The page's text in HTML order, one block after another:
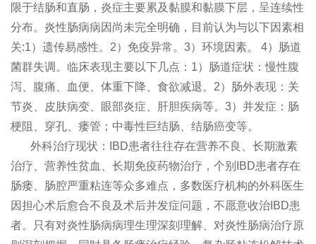
限于结肠和直肠，炎症主要累及黏膜和黏膜下层，呈连续性
分布。炎性肠病病因尚未完全明确，目前认为与以下因素相
关:1）遗传易感性。2）免疫异常。3）环境因素。 4）肠道
菌群失调。临床表现主要以下几点：1）肠道症状：慢性腹
泻、腹痛、血便、体重下降、食欲减退。2）肠外表现：关
节炎、皮肤病变、眼部炎症、肝胆疾病等。3）并发症：肠
梗阻、穿孔、瘘管；中毒性巨结肠、结肠癌变等。
外科治疗现状：IBD患者往往存在营养不良、长期激素
治疗、营养性贫血、长期免疫药物治疗，个别IBD患者存在
肠瘘、肠腔严重粘连等众多难点，多数医疗机构的外科医生
因担心术后愈合不良及术后并发症问题，不愿意收治IBD患
者。只有对炎性肠病病理生理深刻理解、对炎性肠病治疗原